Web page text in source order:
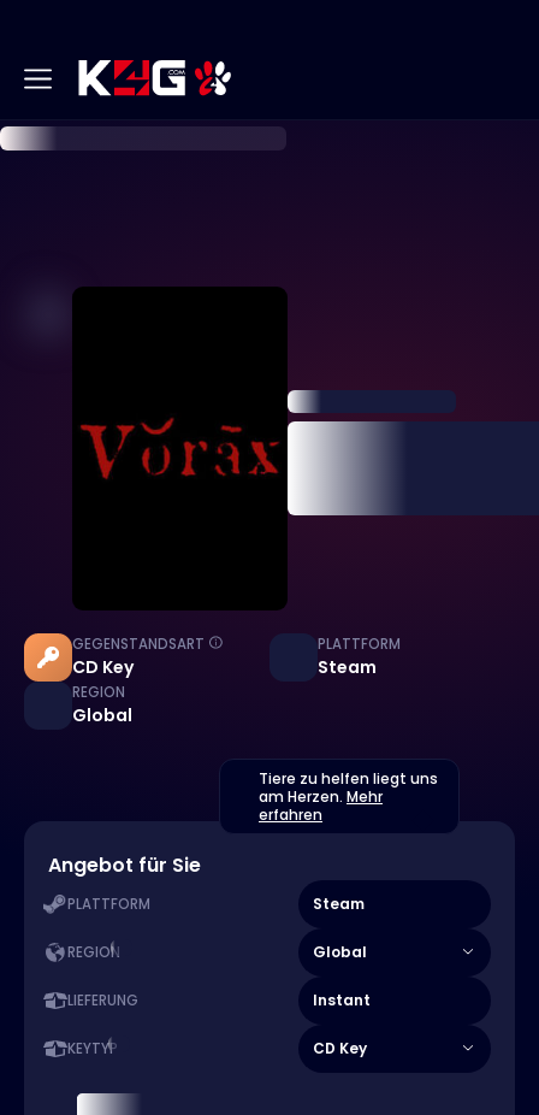
GEGENSTANDSART
CD Key
PLATTFORM
Steam
REGION
Global
Tiere zu helfen liegt uns
am Herzen. Mehr
erfahren
Angebot für Sie
PLATTFORM Steam
REGION Global
LIEFERUNG Instant
KEYTYP CD Key